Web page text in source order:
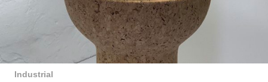
Industrial